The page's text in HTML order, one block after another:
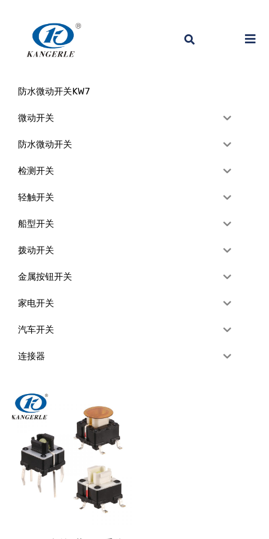
防水微动开关KW7
微动开关
防水微动开关
检测开关
轻触开关
船型开关
拨动开关
金属按钮开关
家电开关
汽车开关
连接器